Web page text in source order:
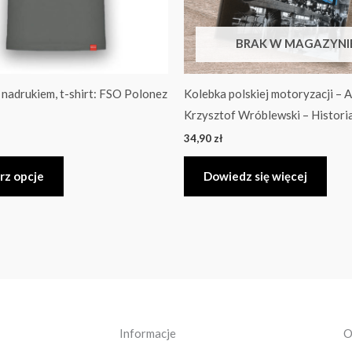
nadrukiem, t-shirt: FSO Polonez
opcje
stronie
BRAK W
Kolebka polskiej motoryzacji –
Krzysztof Wróblewski –
34,90 zł
Dowiedz się więcej
Informacje